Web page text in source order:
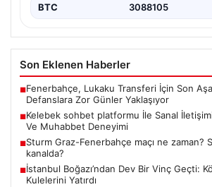
BTC 3088105
Son Eklenen Haberler
■Fenerbahçe, Lukaku Transferi İçin Son
Defanslara Zor Günler Yaklaşıyor
■Kelebek sohbet platformu İle Sanal
Ve Muhabbet Deneyimi
■Sturm Graz-Fenerbahçe maçı ne zaman?
kanalda?
■İstanbul Boğazı’ndan Dev Bir Vinç Geçti:
Kulelerini Yatırdı